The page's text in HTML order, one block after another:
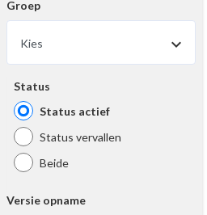
Groep
Kies
Status
Status actief
Status vervallen
Beide
Versie opname